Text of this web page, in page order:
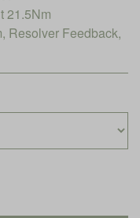
21.5Nm
Resolver Feedback,